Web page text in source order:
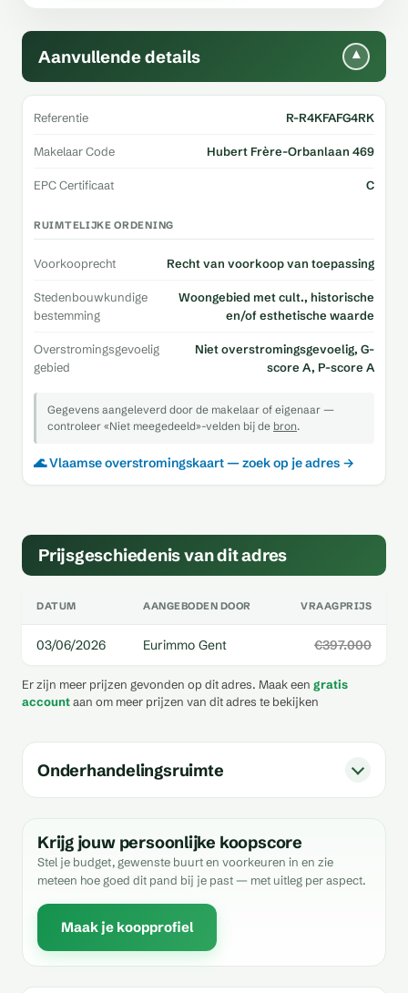
Aanvullende details ▾
Referentie R-R4KFAFG4RK
Makelaar Code Hubert Frère-Orbanlaan 469
EPC Certificaat C
RUIMTELIJKE ORDENING
Voorkooprecht Recht van voorkoop van toepassing
Stedenbouwkundige
bestemming
Woongebied met cult., historische
en/of esthetische waarde
Overstromingsgevoelig
gebied
Niet overstromingsgevoelig, G-
score A, P-score A
Gegevens aangeleverd door de makelaar of eigenaar —
controleer «Niet meegedeeld»-velden bij de bron.
🌊 Vlaamse overstromingskaart — zoek op je adres →
Prijsgeschiedenis van dit adres
DATUM AANGEBODEN DOOR VRAAGPRIJS
03/06/2026 Eurimmo Gent €397.000
Er zijn meer prijzen gevonden op dit adres. Maak een gratis
accountaan om meer prijzen van dit adres te bekijken
Onderhandelingsruimte
Krijg jouw persoonlijke koopscore
Stel je budget, gewenste buurt en voorkeuren in en zie
meteen hoe goed dit pand bij je past — met uitleg per aspect.
Maak je koopprofiel